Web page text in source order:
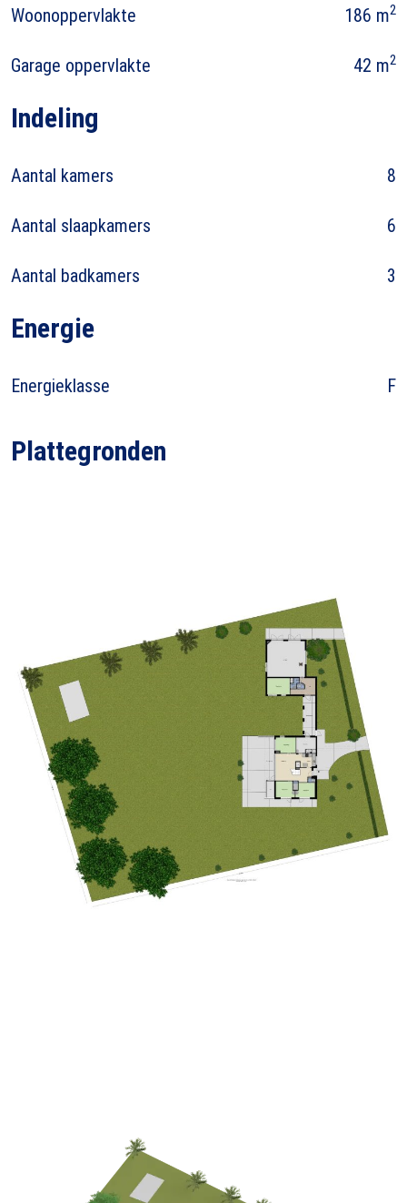
Woonoppervlakte 186 m2
Garage oppervlakte 42 m2
Indeling
Aantal kamers 8
Aantal slaapkamers 6
Aantal badkamers 3
Energie
Energieklasse F
Plattegronden